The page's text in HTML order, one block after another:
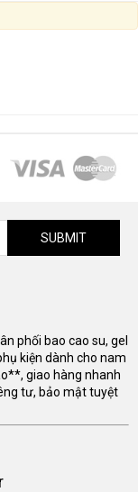
SUBMIT
phối bao cao su, gel
kiện dành cho nam
giao hàng nhanh
tư, bảo mật tuyệt